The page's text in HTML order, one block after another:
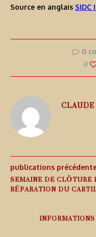
Source en anglais SIDC
0
0
publications
SEMAINE DE
RÉPARATION DU